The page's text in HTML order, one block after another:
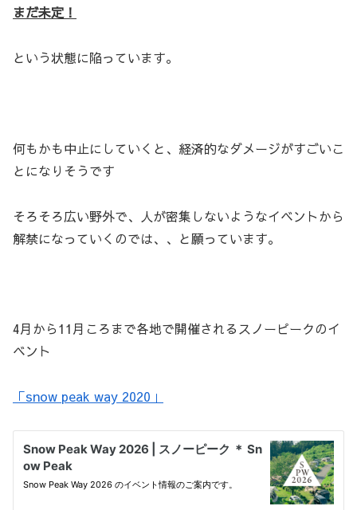
まだ未定！
という状態に陥っています。
何もかも中止にしていくと、経済的なダメージがすごいこ
とになりそうです
そろそろ広い野外で、人が密集しないようなイベントから
解禁になっていくのでは、、と願っています。
4月から11月ころまで各地で開催されるスノーピークのイ
ベント
「snow peak way 2020」